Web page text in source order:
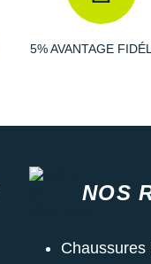
5% AVANTAGE
NOS
Chaussures